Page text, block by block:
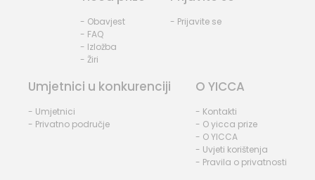
- Obavjest
- FAQ
- Izložba
- Žiri
- Prijavite se
Umjetnici u konkurenciji
- Umjetnici
- Privatno područje
O YICCA
- Kontakti
- O yicca prize
- O YICCA
- Uvjeti korištenja
- Pravila o privatnosti